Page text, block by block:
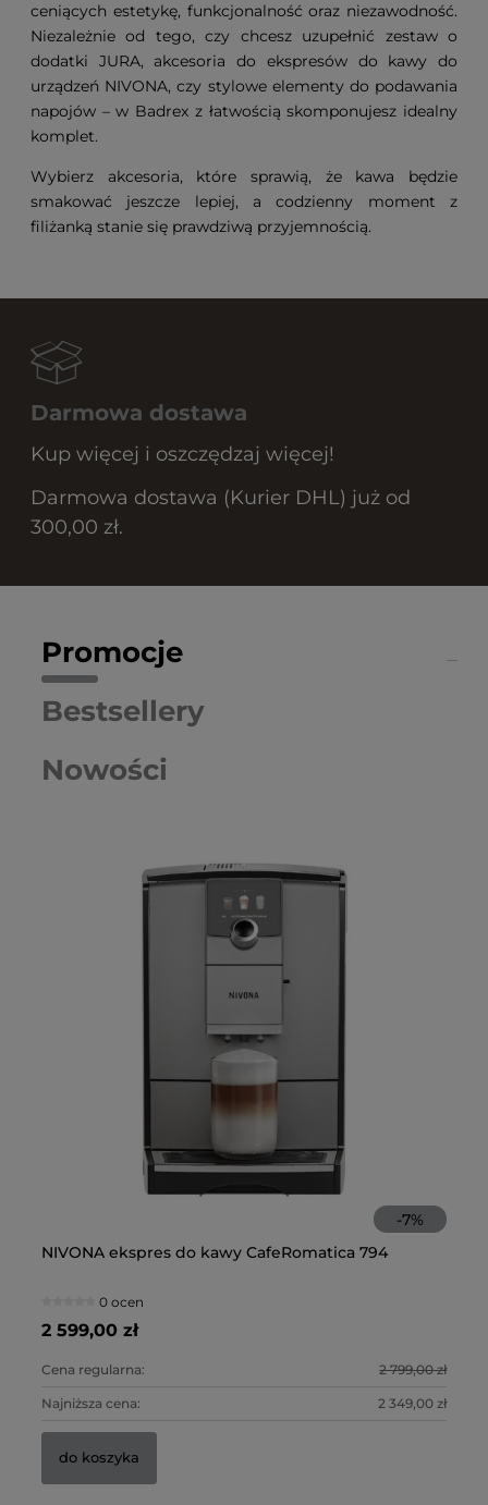
ceniących estetykę, funkcjonalność oraz niezawodność.
Niezależnie od tego, czy chcesz uzupełnić zestaw o
dodatki JURA, akcesoria do ekspresów do kawy do
urządzeń NIVONA, czy stylowe elementy do podawania
napojów – w Badrex z łatwością skomponujesz idealny
komplet.
Wybierz akcesoria, które sprawią, że kawa będzie
smakować jeszcze lepiej, a codzienny moment z
filiżanką stanie się prawdziwą przyjemnością.
Darmowa dostawa
Kup więcej i oszczędzaj więcej!
Darmowa dostawa (Kurier DHL) już od
300,00 zł.
Promocje
Nowości
Bestsellery
-7%
NIVONA ekspres do kawy CafeRomatica 794
0 ocen
2 599,00 zł
Cena regularna: 2 799,00 zł
Najniższa cena: 2 349,00 zł
do koszyka